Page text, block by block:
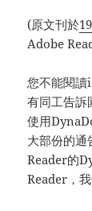
(原文刊於
Adobe
您不能閱
有同工告
使用
大部份的
Reader的
Reader，